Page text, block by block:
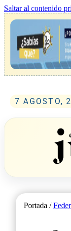
Saltar al contenido
7 AGOSTO,
Portada /